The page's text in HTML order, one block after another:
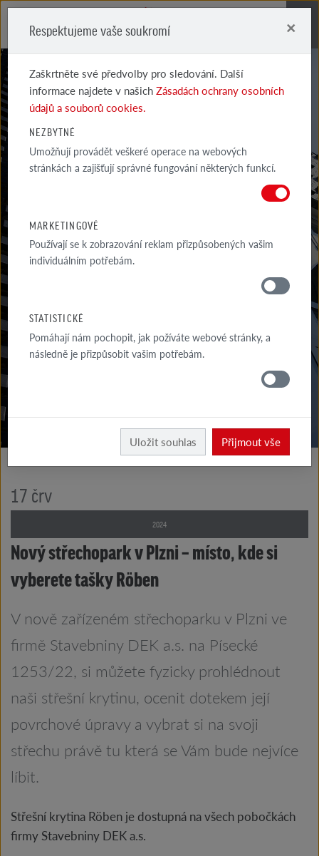
AKTUALITY
NEJNOVĚJŠÍ INFORMACE O PRODUKTECH, AKTUÁLNÍCH SLEVOVÝCH
KDE
Röben O firmě
17 črv
2024
Nový střechopark v Plzni – místo, kde si
vyberete tašky Röben
V nově zařízeném střechoparku v Plzni ve
firmě Stavebniny DEK a.s. na Písecké
1253/22, si můžete fyzicky prohlédnout
naši střešní krytinu, ocenit dotekem její
povrchové úpravy a vybrat si na svoji
střechu právě tu která se Vám bude nejvíce
líbit.
Střešní krytina Röben je dostupná na všech pobočkách
firmy Stavebniny DEK a.s.
Respektujeme vaše soukromí ×
Zaškrtněte své předvolby pro sledování. Další
informace najdete v našichZásadách ochrany osobních
údajů a souborů cookies.
NEZBYTNÉ
Umožňují provádět veškeré operace na webových
stránkách a zajišťují správné fungování některých funkcí.
MARKETINGOVÉ
Používají se k zobrazování reklam přizpůsobených vašim
individuálním potřebám.
STATISTICKÉ
Pomáhají nám pochopit, jak požíváte webové stránky, a
následně je přizpůsobit vašim potřebám.
Uložit souhlas Přijmout vše